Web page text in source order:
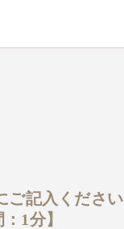
ご記入ください
1分】